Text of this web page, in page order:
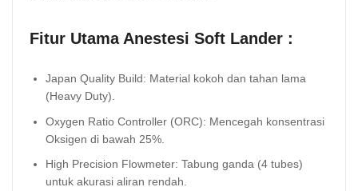
Fitur Utama Anestesi Soft Lander :
Japan Quality Build: Material kokoh dan tahan lama
(Heavy Duty).
Oxygen Ratio Controller (ORC): Mencegah konsentrasi
Oksigen di bawah 25%.
High Precision Flowmeter: Tabung ganda (4 tubes)
untuk akurasi aliran rendah.